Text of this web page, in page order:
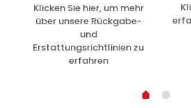
Klicken Sie hier, um mehr
über unsere Rückgabe-
und
Erstattungsrichtlinien zu
erfahren